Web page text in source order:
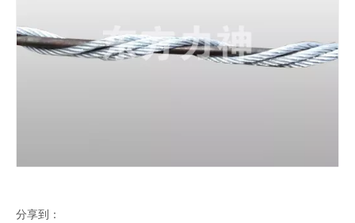
分享到：